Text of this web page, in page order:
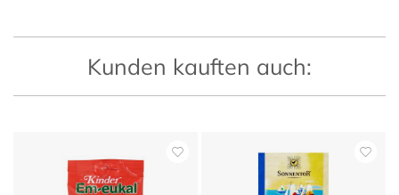
Kunden kauften auch: